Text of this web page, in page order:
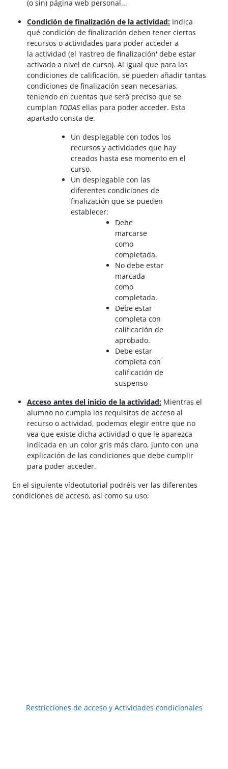
(o sin) página web personal...
Condición de finalización de la actividad:Indica
qué condición de finalización deben tener ciertos
recursos o actividades para poder acceder a
la actividad (el 'rastreo de finalización' debe estar
activado a nivel de curso). Al igual que para las
condiciones de calificación, se pueden añadir tantas
condiciones de finalización sean necesarias,
teniendo en cuentas que será preciso que se
cumplan TODASellas para poder acceder. Esta
apartado consta de:
Un desplegable con todos los
recursos y actividades que hay
creados hasta ese momento en el
curso.
Un desplegable con las
diferentes condiciones de
finalización que se pueden
establecer:
Debe
marcarse
como
completada.
No debe estar
marcada
como
completada.
Debe estar
completa con
calificación de
aprobado.
Debe estar
completa con
calificación de
suspenso
Acceso antes del inicio de la actividad:Mientras el
alumno no cumpla los requisitos de acceso al
recurso o actividad, podemos elegir entre que no
vea que existe dicha actividad o que le aparezca
indicada en un color gris más claro, junto con una
explicación de las condiciones que debe cumplir
para poder acceder.
En el siguiente vídeotutorial podréis ver las diferentes
condiciones de acceso, así como su uso:
Restricciones de acceso y Actividades condicionales